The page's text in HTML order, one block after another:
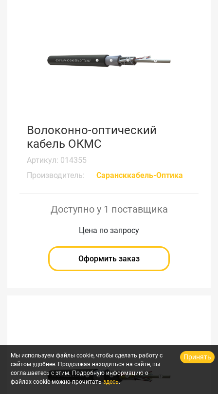
Волоконно-оптический
кабель ОКМС
Артикул: 014355
Производитель:
Сарансккабель-Оптика
Доступно у 1 поставщика
Цена по запросу
Оформить заказ
Мы используем файлы cookie, чтобы сделать работу с
сайтом удобнее. Продолжая находиться на сайте, вы
соглашаетесь с этим. Подробную информацию о
файлах cookie можно прочитатьздесь.
Принять